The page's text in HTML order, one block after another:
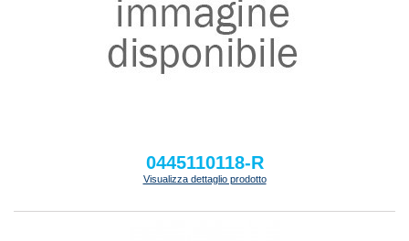
0445110118-R
Visualizza dettaglio prodotto